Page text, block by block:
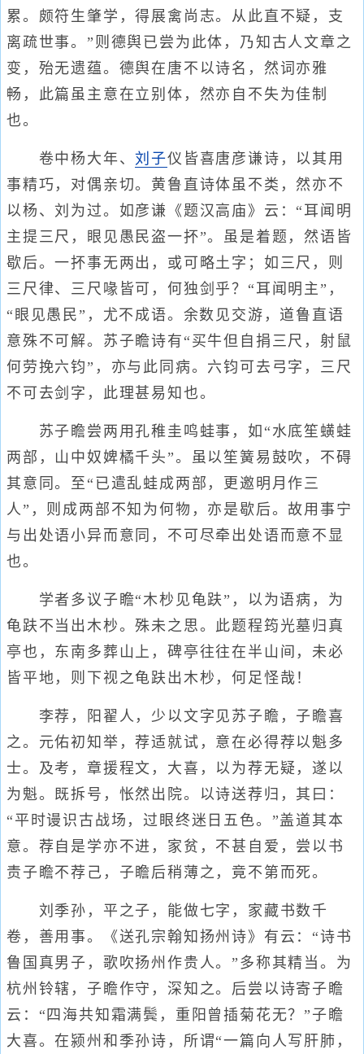
累。颇符生肇学，得展禽尚志。从此直不疑，支
离疏世事。”则德舆已尝为此体，乃知古人文章之
变，殆无遗蕴。德舆在唐不以诗名，然词亦雅
畅，此篇虽主意在立别体，然亦自不失为佳制
也。
卷中杨大年、刘子仪皆喜唐彦谦诗，以其用
事精巧，对偶亲切。黄鲁直诗体虽不类，然亦不
以杨、刘为过。如彦谦《题汉高庙》云：“耳闻明
主提三尺，眼见愚民盗一抔”。虽是着题，然语皆
歇后。一抔事无两出，或可略土字；如三尺，则
三尺律、三尺喙皆可，何独剑乎？“耳闻明主”，
“眼见愚民”，尤不成语。余数见交游，道鲁直语
意殊不可解。苏子瞻诗有“买牛但自捐三尺，射鼠
何劳挽六钧”，亦与此同病。六钧可去弓字，三尺
不可去剑字，此理甚易知也。
苏子瞻尝两用孔稚圭鸣蛙事，如“水底笙蟥蛙
两部，山中奴婢橘千头”。虽以笙簧易鼓吹，不碍
其意同。至“已遣乱蛙成两部，更邀明月作三
人”，则成两部不知为何物，亦是歇后。故用事宁
与出处语小异而意同，不可尽牵出处语而意不显
也。
学者多议子瞻“木杪见龟趺”，以为语病，为
龟趺不当出木杪。殊未之思。此题程筠光墓归真
亭也，东南多葬山上，碑亭往往在半山间，未必
皆平地，则下视之龟趺出木杪，何足怪哉！
李荐，阳翟人，少以文字见苏子瞻，子瞻喜
之。元佑初知举，荐适就试，意在必得荐以魁多
士。及考，章援程文，大喜，以为荐无疑，遂以
为魁。既拆号，怅然出院。以诗送荐归，其曰：
“平时谩识古战场，过眼终迷日五色。”盖道其本
意。荐自是学亦不进，家贫，不甚自爱，尝以书
责子瞻不荐己，子瞻后稍薄之，竟不第而死。
刘季孙，平之子，能做七字，家藏书数千
卷，善用事。《送孔宗翰知扬州诗》有云：“诗书
鲁国真男子，歌吹扬州作贵人。”多称其精当。为
杭州铃辖，子瞻作守，深知之。后尝以诗寄子瞻
云：“四海共知霜满鬓，重阳曾插菊花无？”子瞻
大喜。在颍州和季孙诗，所谓“一篇向人写肝肺，